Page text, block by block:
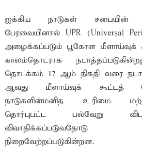
ஐக்கிய நாடுகள் சபையின்
பேரவையினால் UPR (Universal
அழைக்கப்படும் பூகோள மீளாய்வுக்
காலம்தொடராக
தொடக்கம் 17 ஆம் திகதி வரை
ஆவது மீளாய்வுக் கூட்டத்
நாடுகளின்மனித உரிமை
தொர்புபட்ட பல்வேறு
விவாதிக்கப்படுவதோடு
நிறைவேற்றப்படுகின்றன.